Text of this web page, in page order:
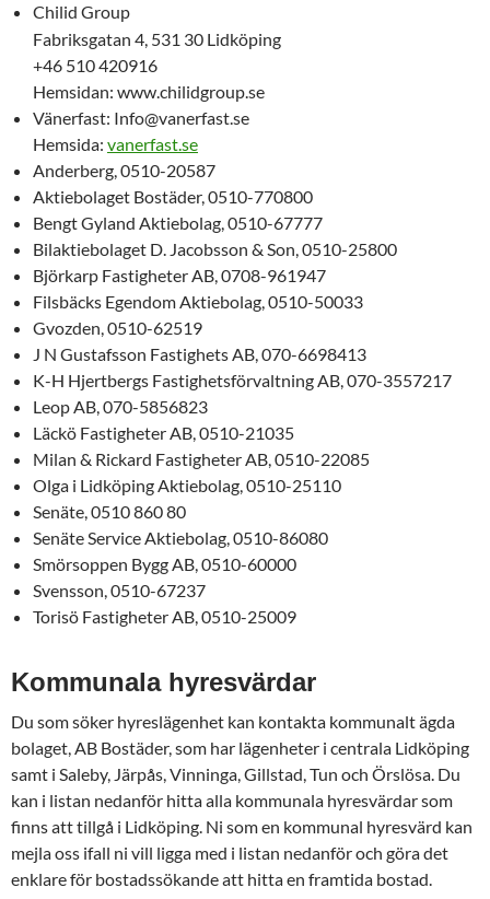
Chilid Group
Fabriksgatan 4, 531 30 Lidköping
+46 510 420916
Hemsidan: www.chilidgroup.se
Vänerfast: Info@vanerfast.se
Hemsida: vanerfast.se
Anderberg, 0510-20587
Aktiebolaget Bostäder, 0510-770800
Bengt Gyland Aktiebolag, 0510-67777
Bilaktiebolaget D. Jacobsson & Son, 0510-25800
Björkarp Fastigheter AB, 0708-961947
Filsbäcks Egendom Aktiebolag, 0510-50033
Gvozden, 0510-62519
J N Gustafsson Fastighets AB, 070-6698413
K-H Hjertbergs Fastighetsförvaltning AB, 070-3557217
Leop AB, 070-5856823
Läckö Fastigheter AB, 0510-21035
Milan & Rickard Fastigheter AB, 0510-22085
Olga i Lidköping Aktiebolag, 0510-25110
Senäte, 0510 860 80
Senäte Service Aktiebolag, 0510-86080
Smörsoppen Bygg AB, 0510-60000
Svensson, 0510-67237
Torisö Fastigheter AB, 0510-25009
Kommunala hyresvärdar
Du som söker hyreslägenhet kan kontakta kommunalt ägda
bolaget, AB Bostäder, som har lägenheter i centrala Lidköping
samt i Saleby, Järpås, Vinninga, Gillstad, Tun och Örslösa. Du
kan i listan nedanför hitta alla kommunala hyresvärdar som
finns att tillgå i Lidköping. Ni som en kommunal hyresvärd kan
mejla oss ifall ni vill ligga med i listan nedanför och göra det
enklare för bostadssökande att hitta en framtida bostad.